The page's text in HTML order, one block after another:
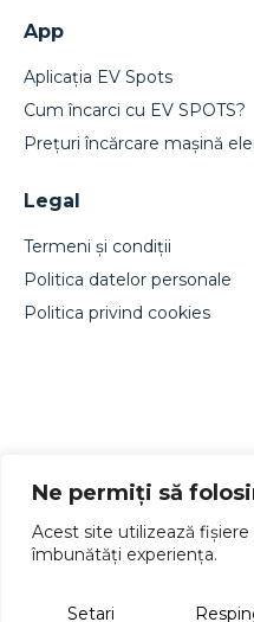
Ne permiți să
Acest site utilizează
îmbunătăți experiența.
Setari
App
Aplicația EV Spots
Cum încarci cu EV SPOTS?
Prețuri încărcare mașină
Legal
Termeni și condiții
Politica datelor personale
Politica privind cookies
Designed